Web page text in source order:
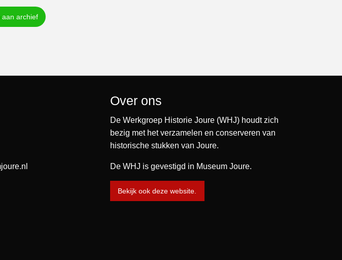
aan archief
Over ons
De Werkgroep Historie Joure (WHJ) houdt zich
bezig met het verzamelen en conserveren van
historische stukken van Joure.
De WHJ is gevestigd in Museum Joure.
Bekijk ook deze website.